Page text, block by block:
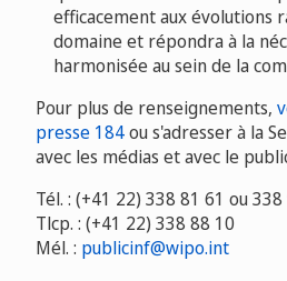
efficacement aux évolutions
domaine et répondra à la
harmonisée au sein de la
Pour plus de renseignements,
presse 184ou s'adresser à la
avec les médias et avec le
Tél. : (+41 22) 338 81 61 ou
Tlcp. : (+41 22) 338 88 10
Mél. : publicinf@wipo.int